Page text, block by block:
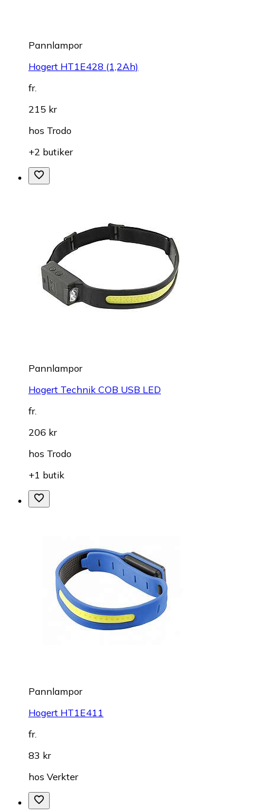
Pannlampor
Hogert HT1E428 (1,2Ah)
fr.
215 kr
hos Trodo
+2 butiker
Pannlampor
Hogert Technik COB USB LED
fr.
206 kr
hos Trodo
+1 butik
Pannlampor
Hogert HT1E411
fr.
83 kr
hos Verkter